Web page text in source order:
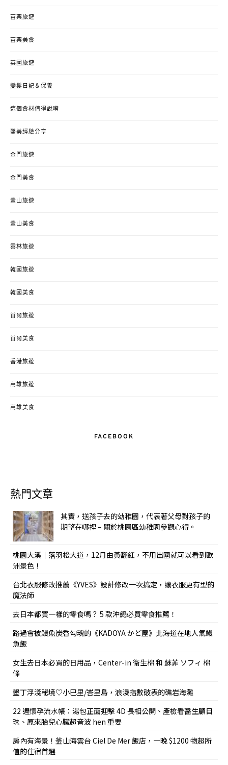
苗栗旅遊
苗栗美食
英國旅遊
變髮日記＆保養
這個食材值得說嘴
醫美經驗分享
金門旅遊
金門美食
釜山旅遊
釜山美食
雲林旅遊
韓國旅遊
韓國美食
首爾旅遊
首爾美食
香港旅遊
高雄旅遊
高雄美食
FACEBOOK
熱門文章
其實，送孩子去的幼稚園，代表著父母對孩子的
期望在哪裡 – 關於桃園區幼稚園參觀心得。
桃園大溪｜落羽松大道，12月由黃翻紅，不用出國就可以看到歐
洲景色！
台北衣服修改推薦《YVES》設計修改一次搞定，讓衣服更有型的
魔法師
去日本都買一樣的零食嗎？ 5 款沖繩必買零食推薦！
路過會被鰻魚炭香勾魂的《KADOYA かど屋》北海道在地人氣鰻
魚飯
女生去日本必買的日用品，Center-in 衛生棉 和 蘇菲 ソフィ 棉
條
墾丁浮淺秘境♡小巴里/峇里島，浪漫指數破表的礁岩海灘
22 週懷孕流水帳：湯包正面迎擊 4D 長相公開、產檢看醫生顧目
珠、原來胎兒心臟超音波 hen 重要
房內有海景！釜山海雲台 Ciel De Mer 飯店，一晚 $1200 物超所
值的住宿首選